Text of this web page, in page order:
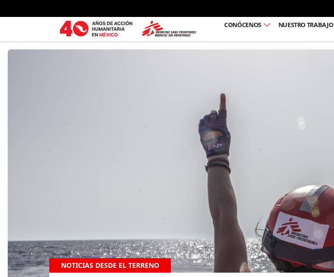
CONÓCENOS
NUESTRO TRABAJO
NOTICIAS DESDE EL TERRENO